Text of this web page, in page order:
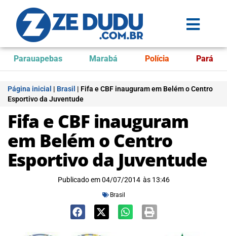
Parauapebas Marabá Polícia Pará
Página inicial | Brasil | Fifa e CBF inauguram em Belém o Centro
Esportivo da Juventude
Fifa e CBF inauguram
em Belém o Centro
Esportivo da Juventude
Publicado em 04/07/2014 às 13:46
Brasil